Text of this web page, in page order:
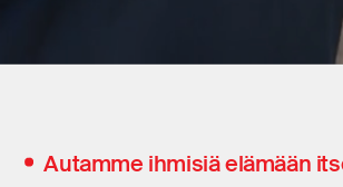
Autamme ihmisiä elämään